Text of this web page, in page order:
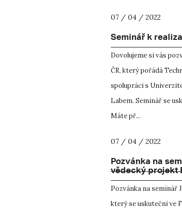
07 / 04 / 2022
Seminář k
Dovolujeme si vás
ČR, který pořádá
spolupráci s
Labem. Seminář se
Máte př...
07 / 04 / 2022
Pozvánka na
vědecký projekt
Pozvánka na seminář
který se uskuteční ve